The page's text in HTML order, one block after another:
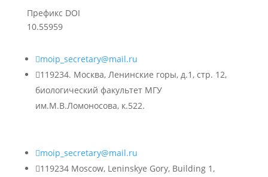
Префикс DOI
10.55959
moip_secretary@mail.ru
119234. Москва, Ленинские горы, д.1, стр. 12,
биологический факультет МГУ
им.М.В.Ломоносова, к.522.
moip_secretary@mail.ru
119234 Moscow, Leninskye Gory, Building 1,